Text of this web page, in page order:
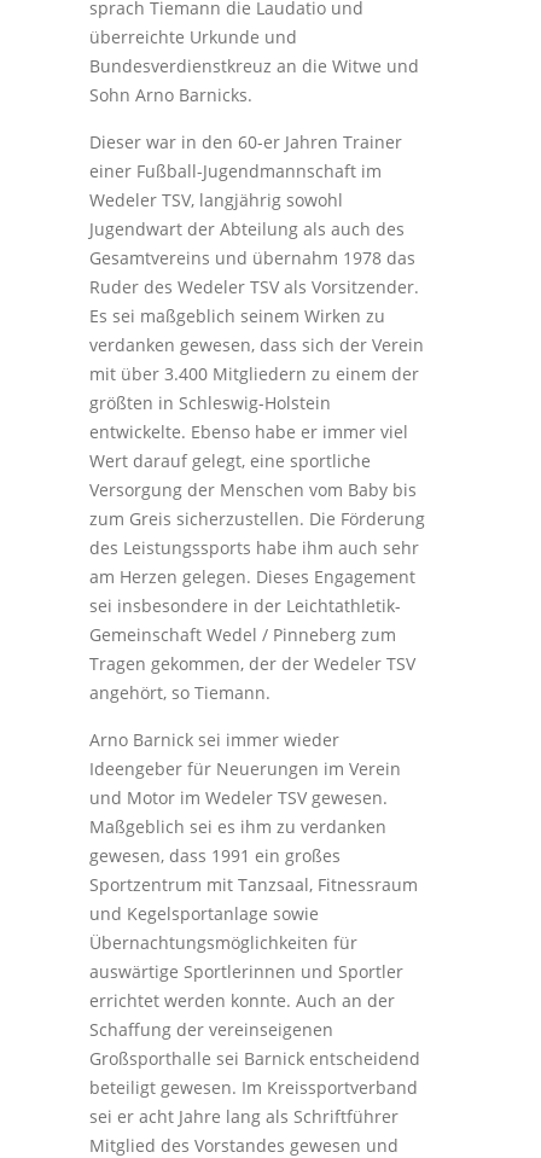
sprach Tiemann die Laudatio und
überreichte Urkunde und
Bundesverdienstkreuz an die Witwe und
Sohn Arno Barnicks.
Dieser war in den 60-er Jahren Trainer
einer Fußball-Jugendmannschaft im
Wedeler TSV, langjährig sowohl
Jugendwart der Abteilung als auch des
Gesamtvereins und übernahm 1978 das
Ruder des Wedeler TSV als Vorsitzender.
Es sei maßgeblich seinem Wirken zu
verdanken gewesen, dass sich der Verein
mit über 3.400 Mitgliedern zu einem der
größten in Schleswig-Holstein
entwickelte. Ebenso habe er immer viel
Wert darauf gelegt, eine sportliche
Versorgung der Menschen vom Baby bis
zum Greis sicherzustellen. Die Förderung
des Leistungssports habe ihm auch sehr
am Herzen gelegen. Dieses Engagement
sei insbesondere in der Leichtathletik-
Gemeinschaft Wedel / Pinneberg zum
Tragen gekommen, der der Wedeler TSV
angehört, so Tiemann.
Arno Barnick sei immer wieder
Ideengeber für Neuerungen im Verein
und Motor im Wedeler TSV gewesen.
Maßgeblich sei es ihm zu verdanken
gewesen, dass 1991 ein großes
Sportzentrum mit Tanzsaal, Fitnessraum
und Kegelsportanlage sowie
Übernachtungsmöglichkeiten für
auswärtige Sportlerinnen und Sportler
errichtet werden konnte. Auch an der
Schaffung der vereinseigenen
Großsporthalle sei Barnick entscheidend
beteiligt gewesen. Im Kreissportverband
sei er acht Jahre lang als Schriftführer
Mitglied des Vorstandes gewesen und